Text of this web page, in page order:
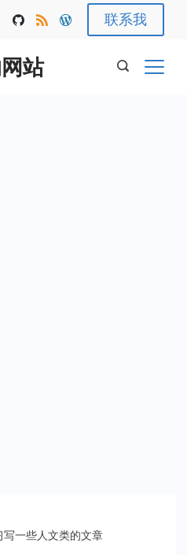
联系我
站
写一些人文类的文章